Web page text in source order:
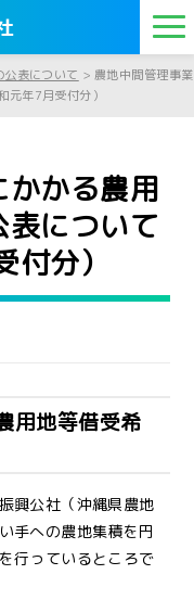
表について >農地中間管理事業
元年7月受付分）
かる農用
について
付分）
用地等借受希
興公社（沖縄県農地
手への農地集積を円
行っているところで